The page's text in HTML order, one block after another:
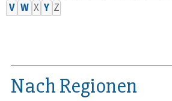
V W X Y Z
Nach Regionen